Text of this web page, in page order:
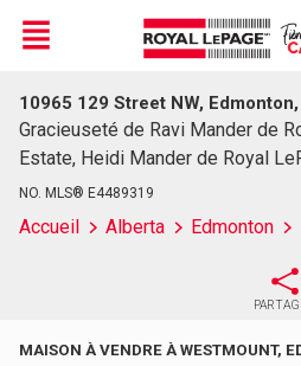
Live
En Direct
Menu
10965 129 Street NW,
Gracieuseté de Ravi Mander de
Estate, Heidi Mander de Royal
NO. MLS® E4489319
Accueil Alberta Edmonton
MAISON À VENDRE À WESTMOUNT,